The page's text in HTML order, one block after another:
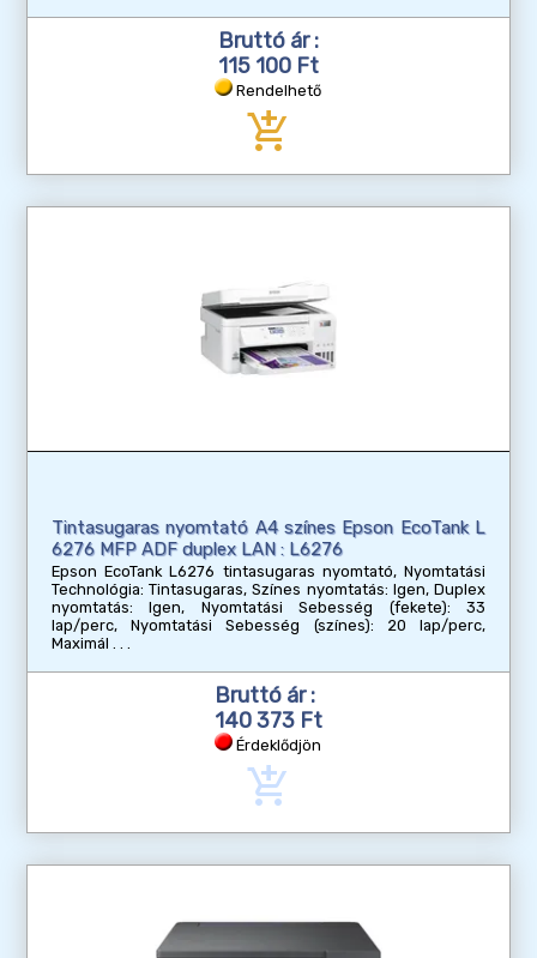
Bruttó ár :
115 100 Ft
Rendelhető
add_shopping_cart
Tintasugaras nyomtató A4 színes Epson EcoTank L
6276 MFP ADF duplex LAN : L6276
Epson EcoTank L6276 tintasugaras nyomtató, Nyomtatási
Technológia: Tintasugaras, Színes nyomtatás: Igen, Duplex
nyomtatás: Igen, Nyomtatási Sebesség (fekete): 33
lap/perc, Nyomtatási Sebesség (színes): 20 lap/perc,
Maximál
Bruttó ár :
140 373 Ft
Érdeklődjön
add_shopping_cart